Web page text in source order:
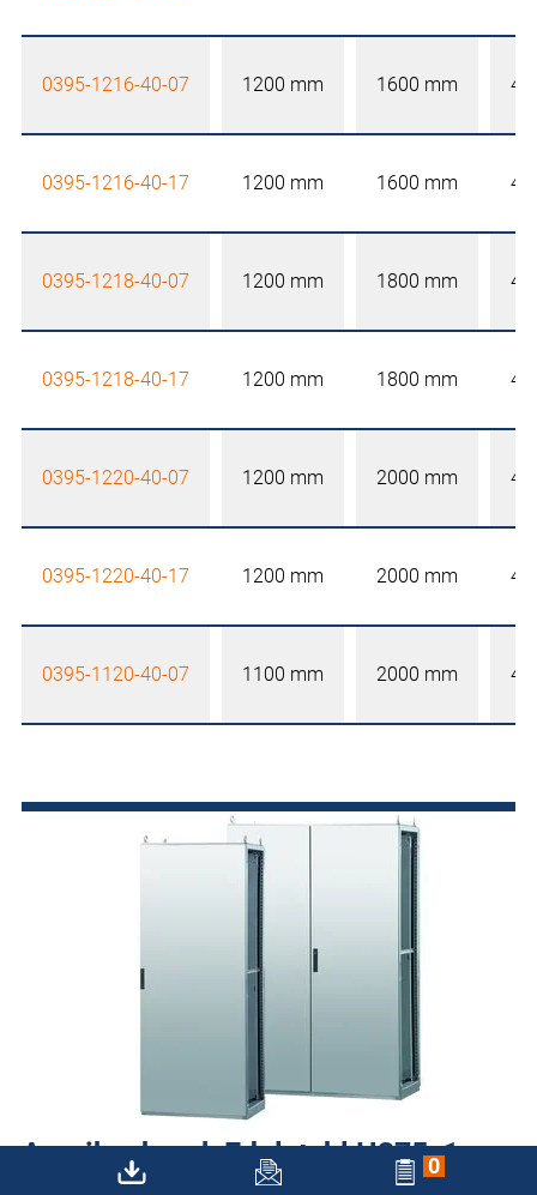
0
0395-1216-40-07 1200 mm 1600 mm
0395-1216-40-17 1200 mm 1600 mm
0395-1218-40-07 1200 mm 1800 mm
0395-1218-40-17 1200 mm 1800 mm
0395-1220-40-07 1200 mm 2000 mm
0395-1220-40-17 1200 mm 2000 mm
0395-1120-40-07 1100 mm 2000 mm
Anreihschrank Edelstahl H375, 1-